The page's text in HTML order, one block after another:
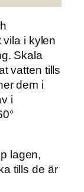
vila i kylen
Skala
vatten tills
dem i
i
lagen,
tills de är